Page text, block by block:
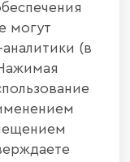
могут
(в